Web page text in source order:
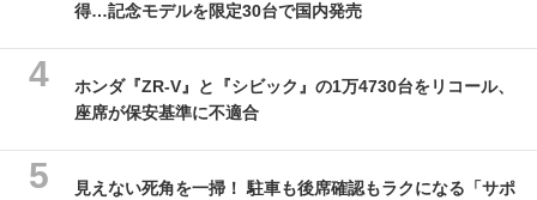
得…記念モデルを限定30台で国内発売
ホンダ『ZR-V』と『シビック』の1万4730台をリコール、
座席が保安基準に不適合
見えない死角を一掃！ 駐車も後席確認もラクになる「サポ